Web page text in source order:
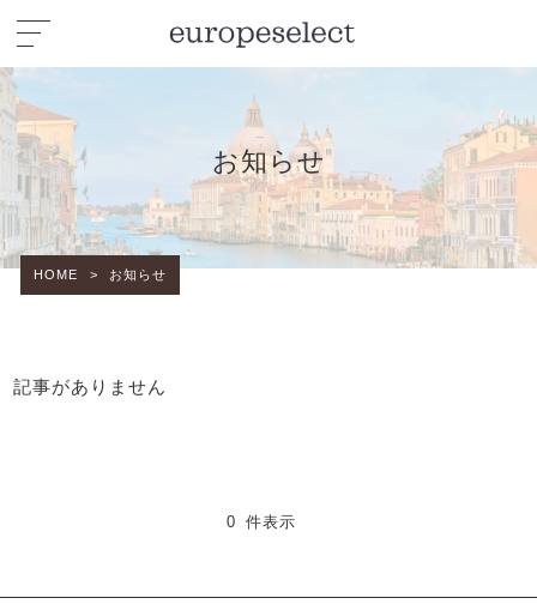
お知らせ
HOME > お知らせ
記事がありません
0 件表示